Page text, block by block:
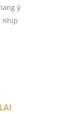
ý
nhịp